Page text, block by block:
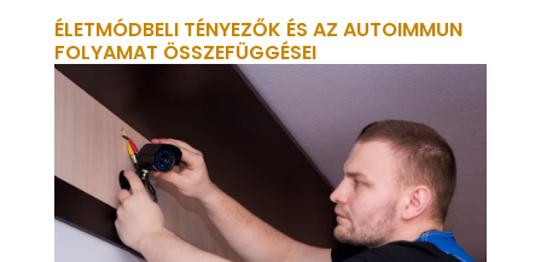
ÉLETMÓDBELI TÉNYEZŐK ÉS AZ AUTOIMMUN
FOLYAMAT ÖSSZEFÜGGÉSEI